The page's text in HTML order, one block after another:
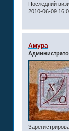
Последний
2010-06-09
Амура